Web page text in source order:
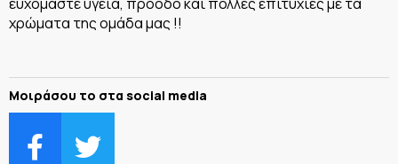
χρώματα της ομάδα μας !!
Μοιράσου το στα social media